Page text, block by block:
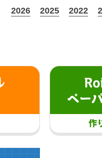
2026 2025 2022